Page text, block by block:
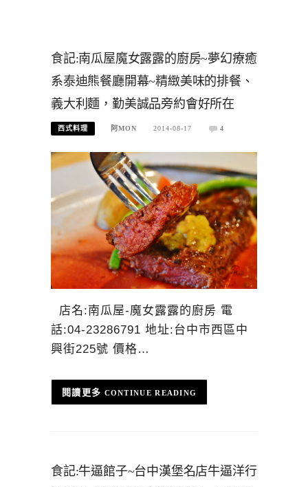
食記:南瓜屋魔女露露的廚房~夢幻療癒
系泰迪熊餐廳開幕~精緻美味的排餐、
義大利麵，勤美誠品旁約會好所在
西式料理 阿MON 2014-08-17 4
店名:南瓜屋-魔女露露的廚房 電
話:04-23286791 地址:台中市西區中
興街225號 價格…
CONTINUE READING
食記:牛逼館子~台中漢堡名店牛逼洋行